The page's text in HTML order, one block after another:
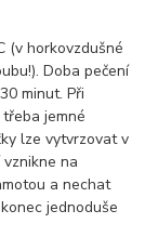
(v horkovzdušné
Doba pečení
minut. Při
jemné
lze vytvrzovat v
na
a nechat
jednoduše